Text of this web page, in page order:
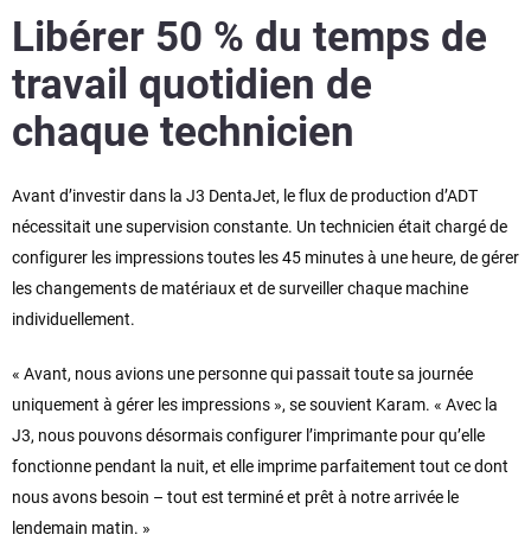
Libérer 50 % du temps de
travail quotidien de
chaque technicien
Avant d’investir dans la J3 DentaJet, le flux de production d’ADT
nécessitait une supervision constante. Un technicien était chargé de
configurer les impressions toutes les 45 minutes à une heure, de gérer
les changements de matériaux et de surveiller chaque machine
individuellement.
« Avant, nous avions une personne qui passait toute sa journée
uniquement à gérer les impressions », se souvient Karam. « Avec la
J3, nous pouvons désormais configurer l’imprimante pour qu’elle
fonctionne pendant la nuit, et elle imprime parfaitement tout ce dont
nous avons besoin – tout est terminé et prêt à notre arrivée le
lendemain matin. »